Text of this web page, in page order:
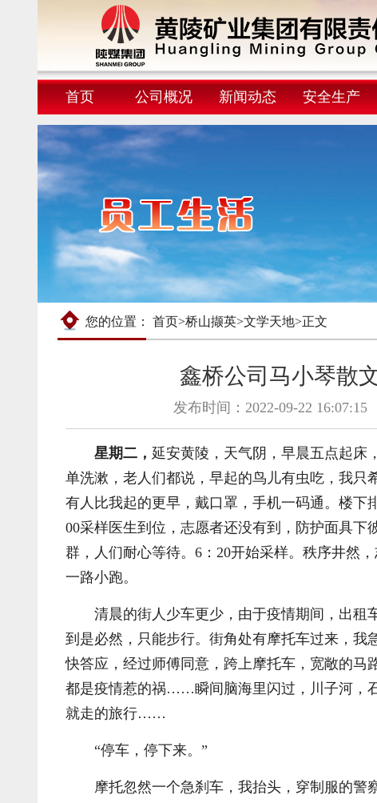
首页 公司概况 新闻动态 安全生产
您的位置： 首页>桥山撷英>文学天地>正文
鑫桥公司马小琴散
发布时间：2022-09-22 16:07:15
星期二， 延安黄陵，天气阴，早晨五点起床
单洗漱，老人们都说，早起的鸟儿有虫吃，我只
有人比我起的更早，戴口罩，手机一码通。楼下
00采样医生到位，志愿者还没有到，防护面具下
群，人们耐心等待。6：20开始采样。秩序井然
一路小跑。
清晨的街人少车更少，由于疫情期间，出租
到是必然，只能步行。街角处有摩托车过来，
快答应，经过师傅同意，跨上摩托车，宽敞的马
都是疫情惹的祸……瞬间脑海里闪过，川子河，
就走的旅行……
“停车，停下来。”
摩托忽然一个急刹车，我抬头，穿制服的警